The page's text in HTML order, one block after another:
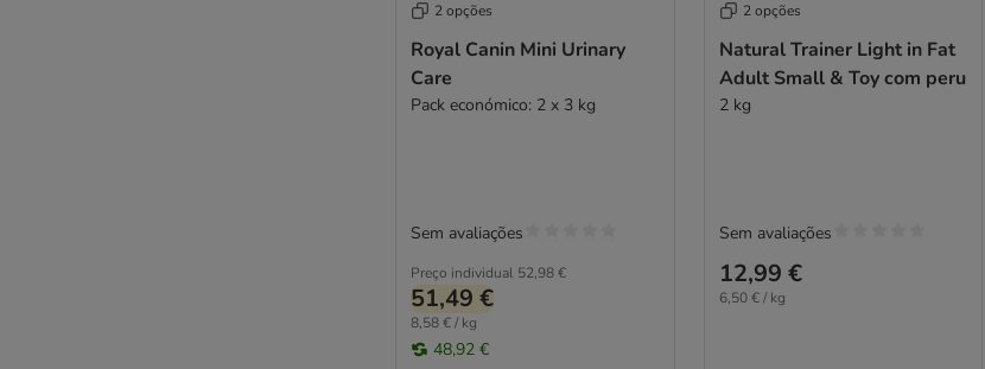
2 opções
Royal Canin Mini Urinary
Care
Pack económico: 2 x 3 kg
Preço individual 52,98 €
51,49 €
8,58 € / kg
48,92 €
Sem avaliações
2 opções
Natural Trainer Light in Fat
Adult Small & Toy com peru
2 kg
12,99 €
6,50 € / kg
Sem avaliações